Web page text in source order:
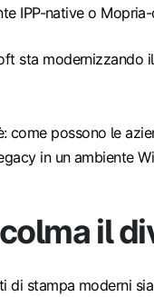
IPP-native o
sta modernizzando
come possono le
in un ambiente
il
di stampa moderni